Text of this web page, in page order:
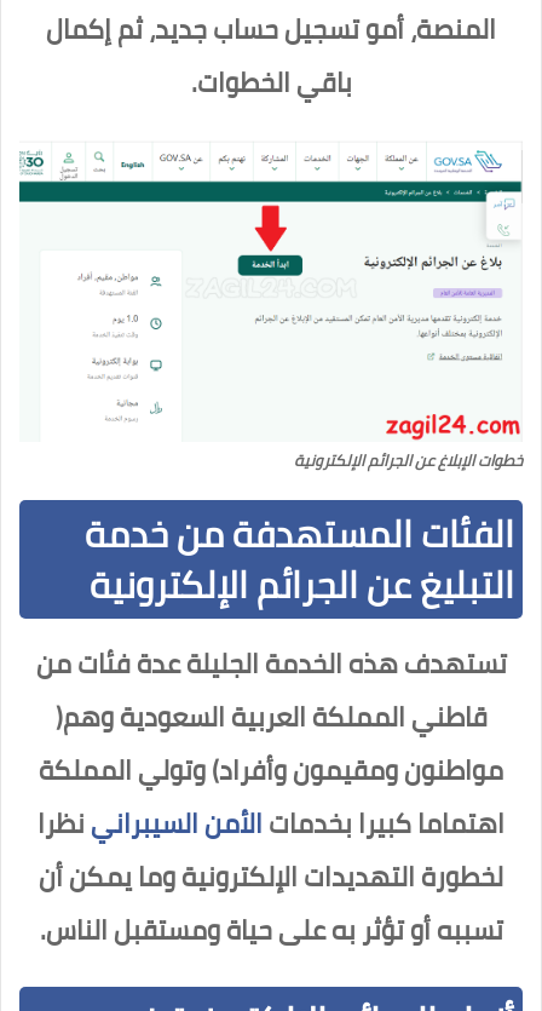
المنصة، أمو تسجيل حساب جديد، ثم إكمال
باقي الخطوات.
خطوات الإبلاغ عن الجرائم الإلكترونية
الفئات المستهدفة من خدمة
التبليغ عن الجرائم الإلكترونية
تستهدف هذه الخدمة الجليلة عدة فئات من
قاطني المملكة العربية السعودية وهم(
مواطنون ومقيمون وأفراد) وتولي المملكة
اهتماما كبيرا بخدماتالأمن السيبرانينظرا
لخطورة التهديدات الإلكترونية وما يمكن أن
تسببه أو تؤثر به على حياة ومستقبل الناس.